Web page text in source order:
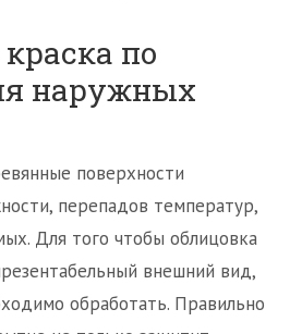
по
наружных
поверхности
перепадов температур,
Для того чтобы облицовка
внешний вид,
обработать. Правильно